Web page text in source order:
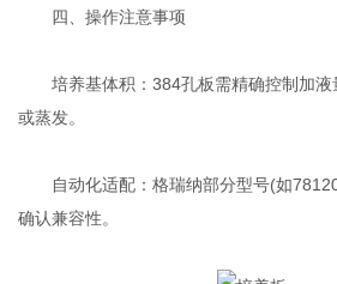
四、操作注意事项
培养基体积‌：384孔板需精确控制加液
或蒸发‌。
自动化适配‌：格瑞纳部分型号(如
确认兼容性‌。